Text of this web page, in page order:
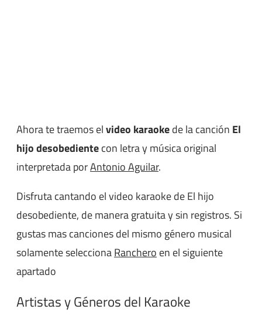
Ahora te traemos elvideo karaokede la canción El
hijo desobedientecon letra y música original
interpretada porAntonio Aguilar.
Disfruta cantando el video karaoke de El hijo
desobediente, de manera gratuita y sin registros. Si
gustas mas canciones del mismo género musical
solamente seleccionaRanchero en el siguiente
apartado
Artistas y Géneros del Karaoke